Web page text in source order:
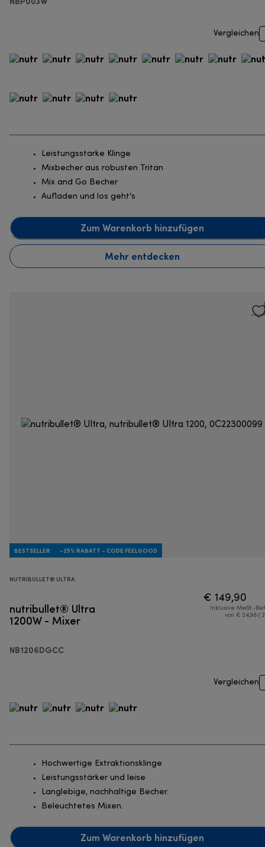
Vergleichen
Leistungsstarke Klinge
Mixbecher aus robusten Tritan
Mix and Go Becher
Aufladen und los geht‘s
Zum Warenkorb hinzufügen
Mehr entdecken
BESTSELLER -25% RABATT - CODE FEELGOOD
NUTRIBULLET® ULTRA
nutribullet® Ultra
1200W - Mixer
NB1206DGCC
€ 149,90
Inklusive MwSt.-
von € 24,98 (
Vergleichen
Hochwertige Extraktionsklinge
Leistungsstärker und leise
Langlebige, nachhaltige Becher.
Beleuchtetes Mixen.
Zum Warenkorb hinzufügen